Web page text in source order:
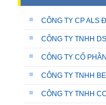
CÔNG TY CP ALS
CÔNG TY TNHH
CÔNG TY CỔ
CÔNG TY TNHH
CÔNG TY TNHH